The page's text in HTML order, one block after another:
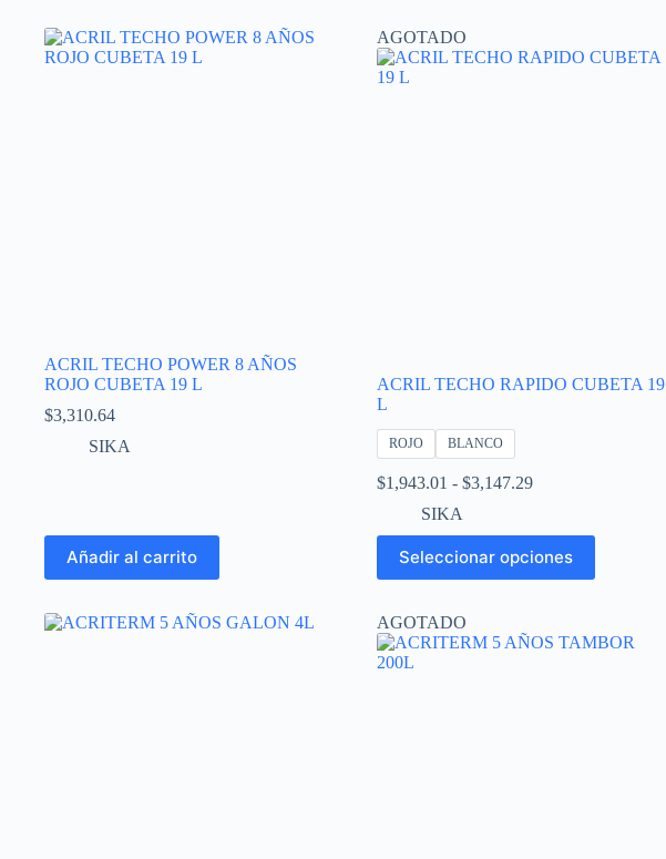
ACRIL TECHO POWER 8 AÑOS
ROJO CUBETA 19 L
$3,310.64
SIKA
Añadir al carrito
AGOTADO
ACRIL TECHO RAPIDO CUBETA 19
L
ROJO BLANCO
$1,943.01 - $3,147.29Rango
desde
$1,943.01
hasta
SIKA
Seleccionar opciones
Este
producto
tiene
variantes.
Las
opciones
AGOTADO